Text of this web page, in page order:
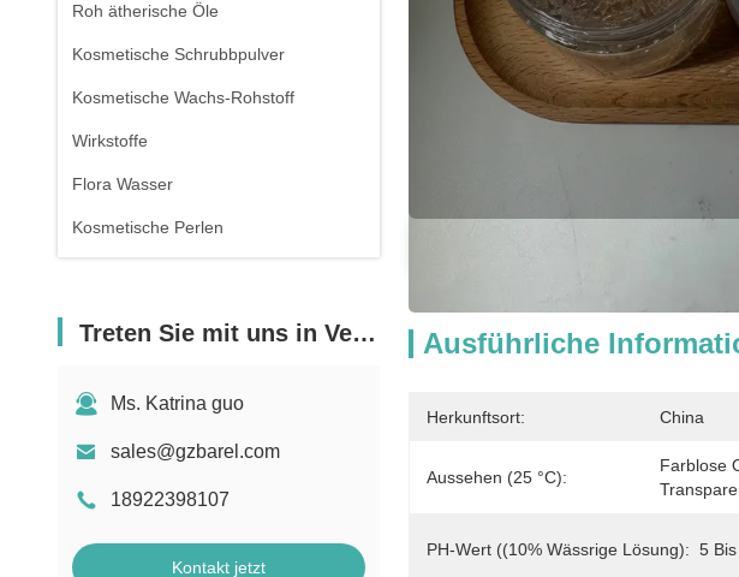
Roh ätherische Öle
Kosmetische Schrubbpulver
Kosmetische Wachs-Rohstoff
Wirkstoffe
Flora Wasser
Kosmetische Perlen
Treten Sie mit uns in Verbindung
Ms. Katrina guo
sales@gzbarel.com
18922398107
Kontakt jetzt
Ausführliche
Herkunftsort: China
Aussehen (25 °C):
Farblose
PH-Wert ((10% Wässrige Lösung): 5